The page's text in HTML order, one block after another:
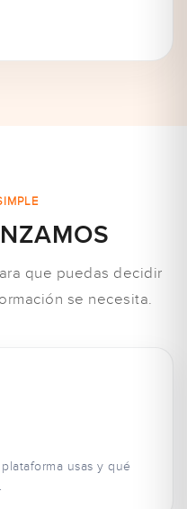
que puedas decidir
se necesita.
usas y qué